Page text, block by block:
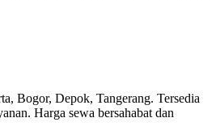
Bogor, Depok, Tangerang. Tersedia
Harga sewa bersahabat dan